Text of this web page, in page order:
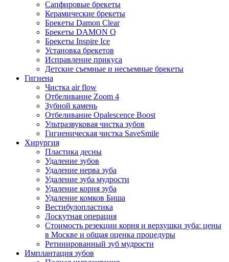
Сапфировые брекеты
Керамические брекеты
Брекеты Damon Clear
Брекеты DAMON Q
Брекеты Inspire Ice
Установка брекетов
Исправление прикуса
Детские съемные и несъемные брекеты
Гигиена
Чистка air flow
Отбеливание Zoom 4
Зубной камень
Отбеливание Opalescence Boost
Ультразвуковая чистка зубов
Гигиеническая чистка SaveSmile
Хирургия
Пластика десны
Удаление зубов
Удаление нерва зуба
Удаление зуба мудрости
Удаление корня зуба
Удаление комков Биша
Вестибулопластика
Лоскутная операция
Стоимость резекции корня и верхушки зуба: цены
в Москве и общая оценка процедуры
Ретинированный зуб мудрости
Имплантация зубов